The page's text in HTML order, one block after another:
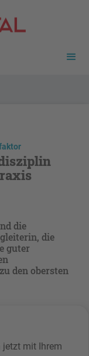
die
die
guter
den obersten
jetzt mit Ihrem